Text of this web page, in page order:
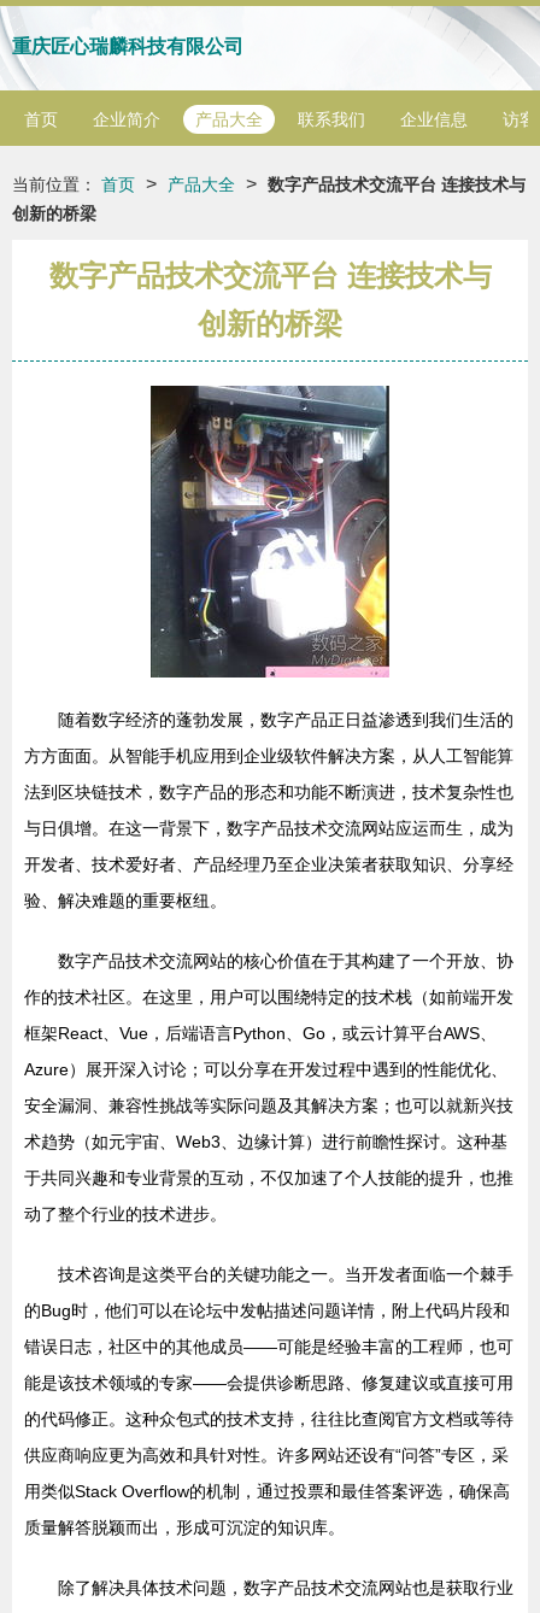
重庆匠心瑞麟科技有限公司
首页 企业简介 产品大全 联系我们 企业信息 访客
当前位置： 首页 > 产品大全 > 数字产品技术交流平台 连接技术与
创新的桥梁
数字产品技术交流平台 连接技术与
创新的桥梁
随着数字经济的蓬勃发展，数字产品正日益渗透到我们生活的
方方面面。从智能手机应用到企业级软件解决方案，从人工智能算
法到区块链技术，数字产品的形态和功能不断演进，技术复杂性也
与日俱增。在这一背景下，数字产品技术交流网站应运而生，成为
开发者、技术爱好者、产品经理乃至企业决策者获取知识、分享经
验、解决难题的重要枢纽。
数字产品技术交流网站的核心价值在于其构建了一个开放、协
作的技术社区。在这里，用户可以围绕特定的技术栈（如前端开发
框架React、Vue，后端语言Python、Go，或云计算平台AWS、
Azure）展开深入讨论；可以分享在开发过程中遇到的性能优化、
安全漏洞、兼容性挑战等实际问题及其解决方案；也可以就新兴技
术趋势（如元宇宙、Web3、边缘计算）进行前瞻性探讨。这种基
于共同兴趣和专业背景的互动，不仅加速了个人技能的提升，也推
动了整个行业的技术进步。
技术咨询是这类平台的关键功能之一。当开发者面临一个棘手
的Bug时，他们可以在论坛中发帖描述问题详情，附上代码片段和
错误日志，社区中的其他成员——可能是经验丰富的工程师，也可
能是该技术领域的专家——会提供诊断思路、修复建议或直接可用
的代码修正。这种众包式的技术支持，往往比查阅官方文档或等待
供应商响应更为高效和具针对性。许多网站还设有“问答”专区，采
用类似Stack Overflow的机制，通过投票和最佳答案评选，确保高
质量解答脱颖而出，形成可沉淀的知识库。
除了解决具体技术问题，数字产品技术交流网站也是获取行业